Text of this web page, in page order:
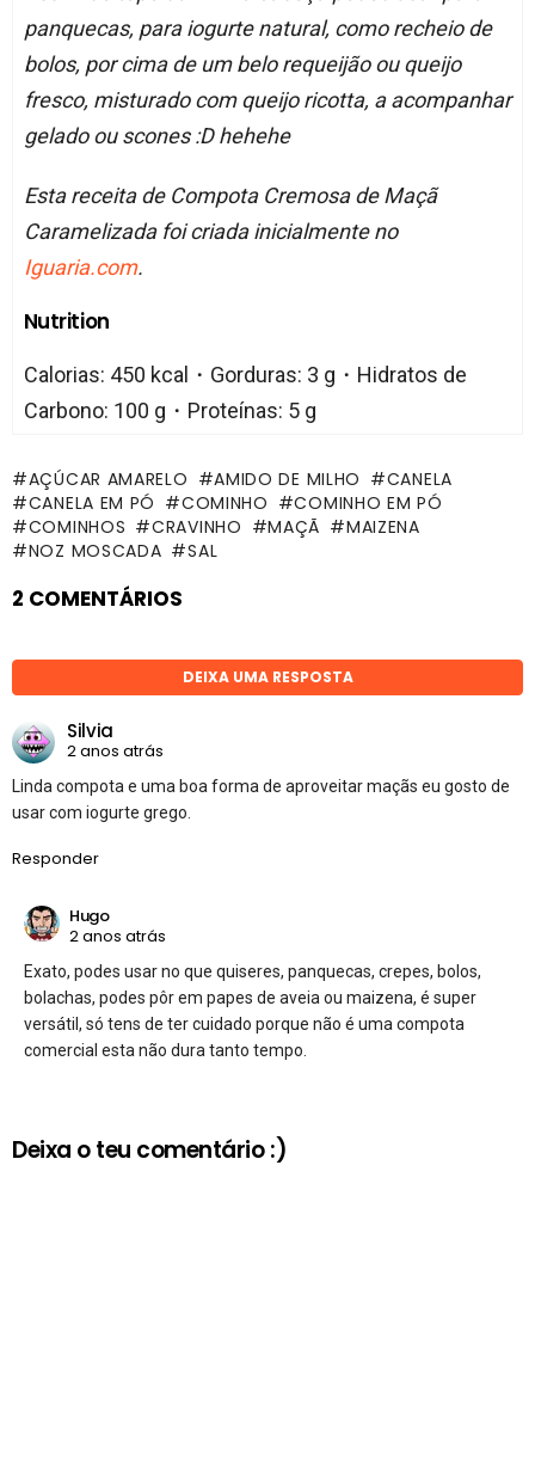
panquecas, para iogurte natural, como recheio de
bolos, por cima de um belo requeijão ou queijo
fresco, misturado com queijo ricotta, a acompanhar
gelado ou scones :D hehehe
Esta receita de Compota Cremosa de Maçã
Caramelizada foi criada inicialmente no
Iguaria.com.
Nutrition
Calorias: 450 kcal・Gorduras: 3 g・Hidratos de
Carbono: 100 g・Proteínas: 5 g
AÇÚCAR AMARELO AMIDO DE MILHO
CANELA
CANELA EM PÓ
COMINHO
COMINHO EM PÓ
COMINHOS
CRAVINHO MAÇÃ
MAIZENA
NOZ MOSCADA
SAL
2 COMENTÁRIOS
DEIXA UMA RESPOSTA
Silvia
2 anos atrás
Linda compota e uma boa forma de aproveitar maçãs eu gosto de
usar com iogurte grego.
Responder
Hugo
2 anos atrás
Exato, podes usar no que quiseres, panquecas, crepes, bolos,
bolachas, podes pôr em papes de aveia ou maizena, é super
versátil, só tens de ter cuidado porque não é uma compota
comercial esta não dura tanto tempo.
Deixa o teu comentário :)